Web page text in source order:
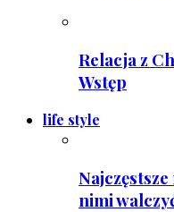
Relacja z
Wstęp
life style
nimi